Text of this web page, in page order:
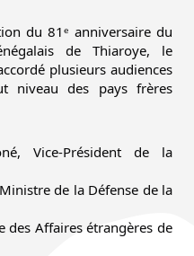
du 81ᵉ anniversaire du
de Thiaroye, le
plusieurs audiences
niveau des pays frères
Vice-Président de la
de la Défense de la
des Affaires étrangères de